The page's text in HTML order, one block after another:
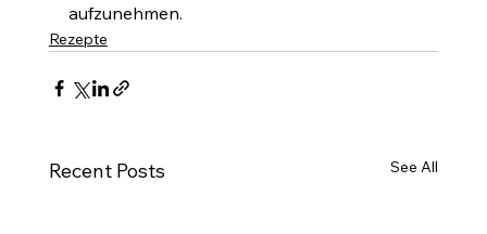
aufzunehmen.
Rezepte
Recent Posts See All